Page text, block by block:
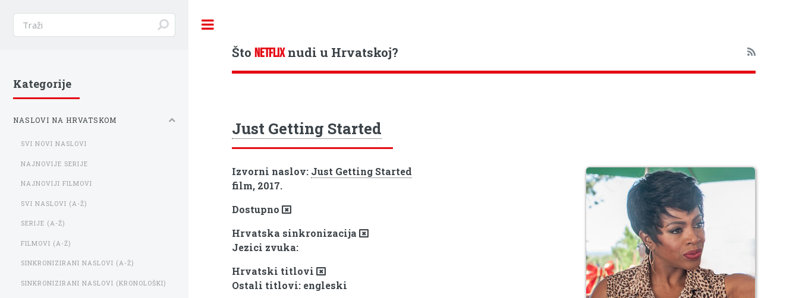
ŠtoNETFLIXnudi u Hrvatskoj?
Just Getting Started
Izvorni naslov: Just Getting Started
film, 2017.
Dostupno
Hrvatska sinkronizacija
Jezici zvuka:
Hrvatski titlovi
Ostali titlovi: engleski
Kategorije
NASLOVI NA HRVATSKOM
SVI NOVI NASLOVI
NAJNOVIJE SERIJE
NAJNOVIJI FILMOVI
SVI NASLOVI (A-Ž)
SERIJE (A-Ž)
FILMOVI (A-Ž)
SINKRONIZIRANI NASLOVI (A-Ž)
SINKRONIZIRANI NASLOVI (KRONOLOŠKI)
Toggle